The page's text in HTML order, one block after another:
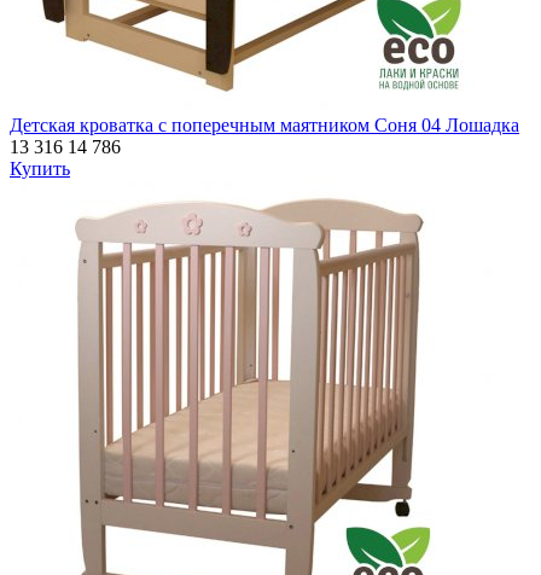
Детская кроватка с поперечным маятником Соня 04 Лошадка
13 316 14 786
Купить